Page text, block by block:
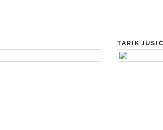
TARIK JUSIĆ